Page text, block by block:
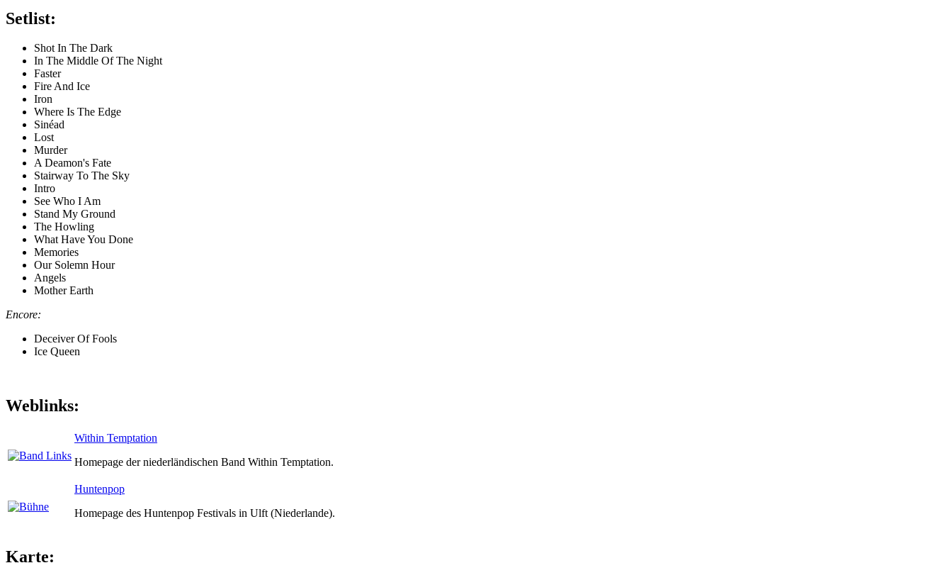
Setlist:
Shot In The Dark
In The Middle Of The Night
Faster
Fire And Ice
Iron
Where Is The Edge
Sinéad
Lost
Murder
A Deamon's Fate
Stairway To The Sky
Intro
See Who I Am
Stand My Ground
The Howling
What Have You Done
Memories
Our Solemn Hour
Angels
Mother Earth
Encore:
Deceiver Of Fools
Ice Queen
Weblinks:
Within Temptation
Homepage der niederländischen Band Within Temptation.
Huntenpop
Homepage des Huntenpop Festivals in Ulft (Niederlande).
Karte: